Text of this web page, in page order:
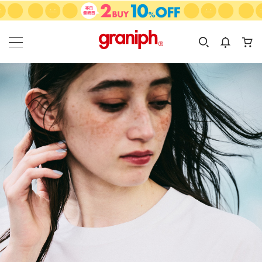
カテゴリーから探す
KIDS
カテゴリ
サイズ